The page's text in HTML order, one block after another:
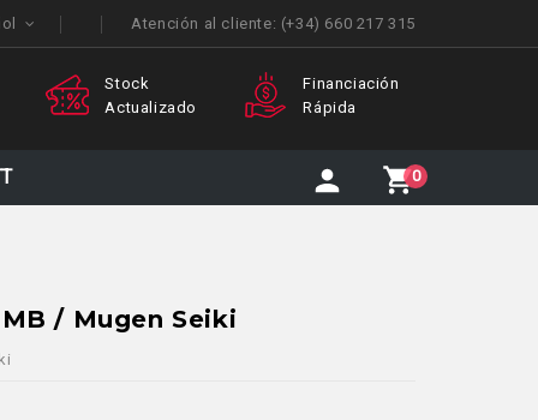
Atención al cliente: (+34) 660 217 315
Financiación
Rápida
Atención
Personalizada
0
/ Mugen Seiki